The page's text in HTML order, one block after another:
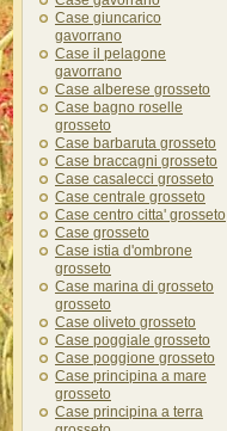
Case giuncarico
gavorrano
Case il pelagone
gavorrano
Case alberese grosseto
Case bagno roselle
grosseto
Case barbaruta grosseto
Case braccagni grosseto
Case casalecci grosseto
Case centrale grosseto
Case centro citta' grosseto
Case grosseto
Case istia d'ombrone
grosseto
Case marina di grosseto
grosseto
Case oliveto grosseto
Case poggiale grosseto
Case poggione grosseto
Case principina a mare
grosseto
Case principina a terra